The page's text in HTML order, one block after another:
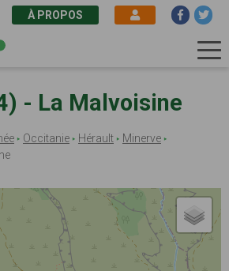
À PROPOS
- La Malvoisine
Occitanie Hérault
Minerve